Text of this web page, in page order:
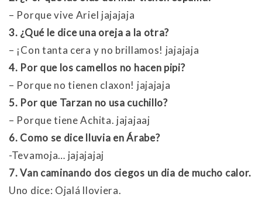
– Porque vive Ariel jajajaja
3. ¿Qué le dice una oreja a la otra?
– ¡Con tanta cera y no brillamos! jajajaja
4. Por que los camellos no hacen pipi?
– Porque no tienen claxon! jajajaja
5. Por que Tarzan no usa cuchillo?
– Porque tiene Achita. jajajaaj
6. Como se dice lluvia en Árabe?
-Tevamoja… jajajajaj
7. Van caminando dos ciegos un dia de mucho calor.
Uno dice: Ojalá lloviera.